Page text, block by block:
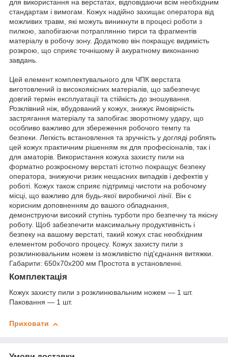
для використання на верстатах, відповідаючи всім необхідним
стандартам і вимогам. Кожух надійно захищає оператора від
можливих травм, які можуть виникнути в процесі роботи з
пилкою, запобігаючи потраплянню тирси та фрагментів
матеріалу в робочу зону. Додатково він покращує видимість
розкрою, що сприяє точнішому й акуратному виконанню
завдань.
Цей елемент комплектувального для ЧПК верстата
виготовлений із високоякісних матеріалів, що забезпечує
довгий термін експлуатації та стійкість до зношування.
Розклівний ніж, вбудований у кожух, знижує ймовірність
застрягання матеріалу та запобігає зворотному удару, що
особливо важливо для збереження робочого темпу та
безпеки. Легкість встановлення та зручність у догляді роблять
цей кожух практичним рішенням як для професіоналів, так і
для аматорів. Використання кожуха захисту пили на
форматно розкроєному верстаті істотно покращує безпеку
оператора, знижуючи ризик нещасних випадків і дефектів у
роботі. Кожух також сприяє підтримці чистоти на робочому
місці, що важливо для будь-якої виробничої лінії. Він є
корисним доповненням до вашого обладнання,
демонструючи високий ступінь турботи про безпечну та якісну
роботу. Щоб забезпечити максимальну продуктивність і
безпеку на вашому верстаті, такий кожух стає необхідним
елементом робочого процесу. Кожух захисту пили з
розклинювальним ножем із можливістю під'єднання витяжки.
Габарити: 650х70х200 мм Простота в установленні.
Комплектація
Кожух захисту пили з розклинювальним ножем — 1 шт.
Паковання — 1 шт.
Приховати